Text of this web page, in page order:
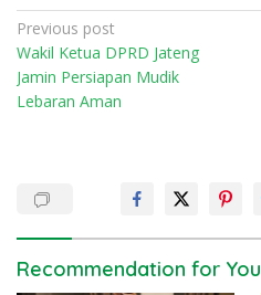
P
o
s
i
g
Previous post
Wakil Ketua DPRD Jateng
Jamin Persiapan Mudik
Lebaran Aman
Recommendation for You